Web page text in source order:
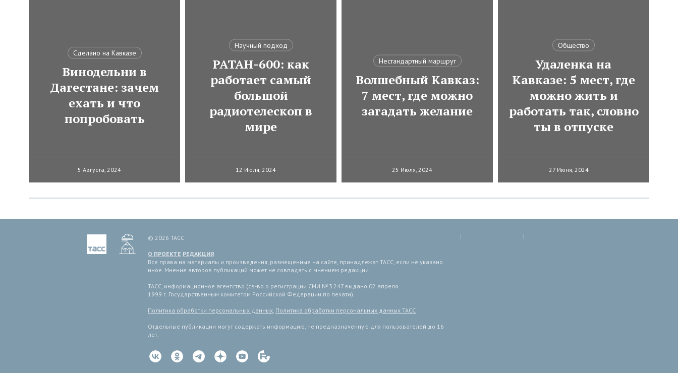
Сделано на Кавказе
Винодельни в
Дагестане: зачем
ехать и что
попробовать
5 Августа, 2024
Научный подход
РАТАН-600: как
работает самый
большой
радиотелескоп в
мире
12 Июля, 2024
Нестандартный маршрут
Волшебный Кавказ:
7 мест, где можно
загадать желание
25 Июля, 2024
Общество
Удаленка на
Кавказе: 5 мест, где
можно жить и
работать так, словно
ты в отпуске
27 Июня, 2024
© 2026 ТАСС
О ПРОЕКТЕ РЕДАКЦИЯ
Все права на материалы и произведения, размещенные на сайте, принадлежат ТАСС, если не указано
иное. Мнение авторов публикаций может не совпадать с мнением редакции.
ТАСС, информационное агентство (св-во о регистрации СМИ № 3 247 выдано 02 апреля
1999 г. Государственным комитетом Российской Федерации по печати).
Политика обработки персональных данных, Политика обработки персональных данных ТАСС
Отдельные публикации могут содержать информацию, не предназначенную для пользователей до 16
лет.